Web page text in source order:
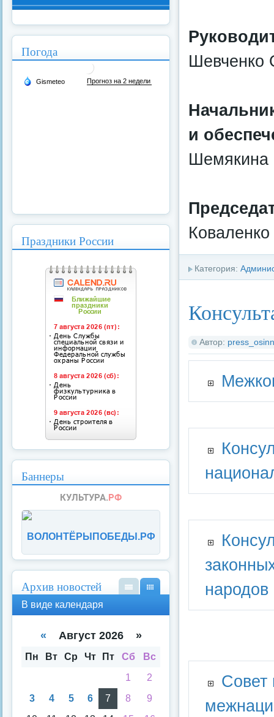
Шевченко
и
Шемякина
Категория:
Автор:
народов
Погода
Праздники России
Баннеры
ВОЛОНТЁРЫПОБЕДЫ.РФ
Архив новостей
кал
аря
спи
В виде календаря
« Август 2026 »
Пн Вт Ср Чт Пт Сб
Вс
1
2
3
4 5 6 7 8
9